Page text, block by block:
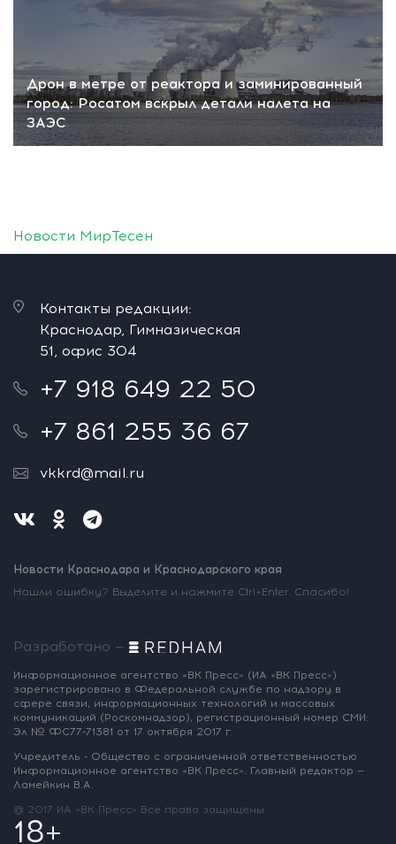
Дрон в метре от реактора и заминированный
город: Росатом вскрыл детали налета на
ЗАЭС
Новости МирТесен
Контакты редакции:
Краснодар, Гимназическая
51, офис 304
+7 918 649 22 50
+7 861 255 36 67
vkkrd@mail.ru
Новости Краснодара и Краснодарского края
Нашли ошибку? Выделите и нажмите Ctrl+Enter. Спасибо!
Разработано —
Информационное агентство «ВК Пресс» (ИА «ВК Пресс»)
зарегистрировано в Федеральной службе по надзору в
сфере связи, информационных технологий и массовых
коммуникаций (Роскомнадзор), регистрационный номер СМИ:
Эл № ФС77-71381 от 17 октября 2017 г.
Учредитель - Общество с ограниченной ответственностью
Информационное агентство «ВК Пресс». Главный редактор —
Ламейкин В.А.
@ 2017 ИА «ВК Пресс» Все права защищены
18+